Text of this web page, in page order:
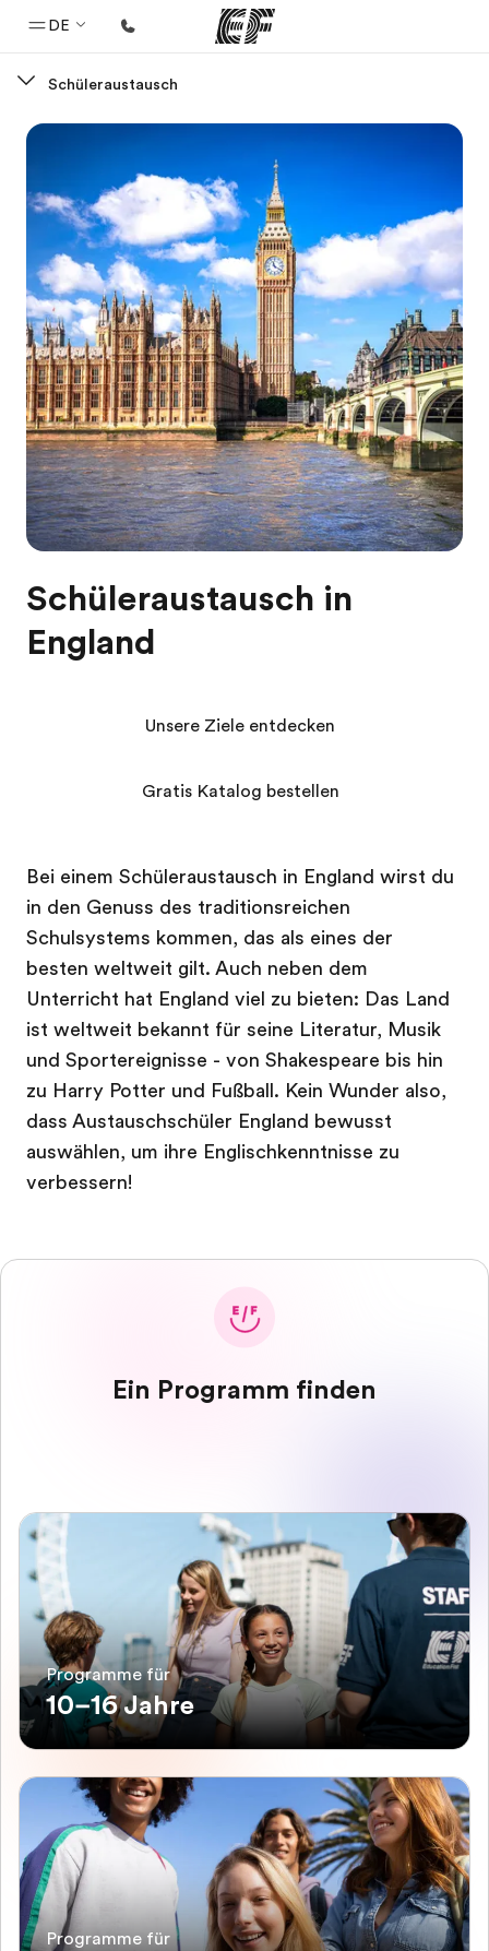
DE
Willkommen bei EF
Programme
Alle Programme ansehen
Büros
Büros in der Nähe
Über uns
Wer wir sind
Karriere
Teil des Teams werden
Schüleraustausch
Schüleraustausch in
England
Bei einem Schüleraustausch in England wirst du
in den Genuss des traditionsreichen
Schulsystems kommen, das als eines der
besten weltweit gilt. Auch neben dem
Unterricht hat England viel zu bieten: Das Land
ist weltweit bekannt für seine Literatur, Musik
und Sportereignisse - von Shakespeare bis hin
zu Harry Potter und Fußball. Kein Wunder also,
dass Austauschschüler England bewusst
auswählen, um ihre Englischkenntnisse zu
verbessern!
Unsere Ziele entdecken
Gratis Katalog bestellen
Ein Programm finden
Programme für
10–16 Jahre
Programme für